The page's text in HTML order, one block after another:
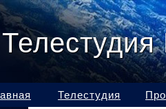
Телестудия